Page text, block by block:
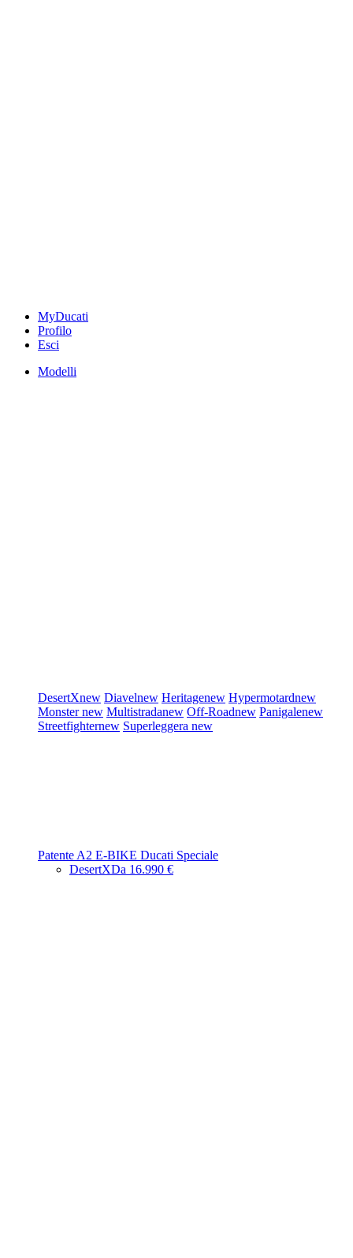
MyDucati
Profilo
Esci
Modelli
DesertXnew Diavelnew Heritagenew Hypermotardnew
Monsternew Multistradanew Off-Roadnew Panigalenew
Streetfighternew Superleggera new
Patente A2 E-BIKE Ducati Speciale
DesertXDa 16.990 €